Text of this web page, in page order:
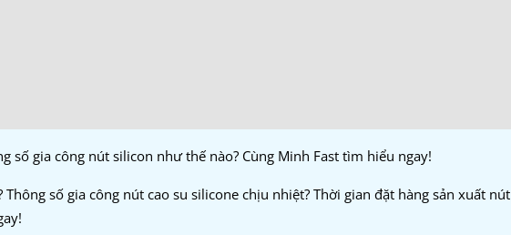
số gia công nút silicon như thế nào? Cùng Minh Fast tìm hiểu ngay!
số gia công nút cao su silicone chịu nhiệt? Thời gian đặt hàng sản xuất nút